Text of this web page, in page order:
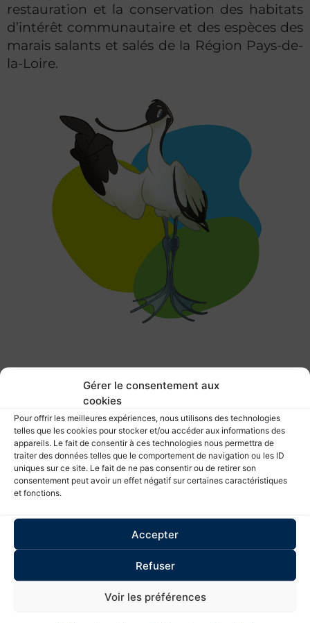
Gérer le consentement aux
cookies
Pour offrir les meilleures expériences, nous utilisons des technologies
telles que les cookies pour stocker et/ou accéder aux informations des
appareils. Le fait de consentir à ces technologies nous permettra de
traiter des données telles que le comportement de navigation ou les ID
uniques sur ce site. Le fait de ne pas consentir ou de retirer son
consentement peut avoir un effet négatif sur certaines caractéristiques
et fonctions.
Accepter
Refuser
Voir les préférences
restauration et la conservation des habitats
d’intérêt communautaire et des espèces des
marais salants et salés de la Région Pays-de-
la-Loire.